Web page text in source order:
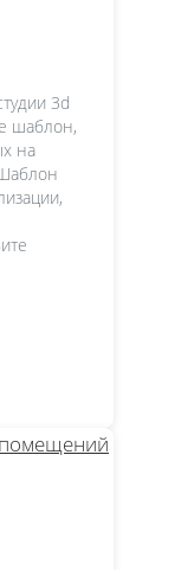
3d
шаблон,
на